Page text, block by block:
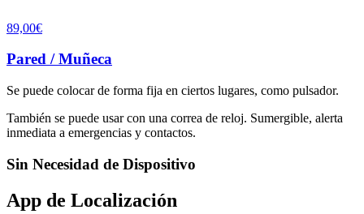
89,00€
Pared / Muñeca
Se puede colocar de forma fija en ciertos lugares, como pulsador.
También se puede usar con una correa de reloj. Sumergible, alerta
inmediata a emergencias y contactos.
Sin Necesidad de Dispositivo
App de Localización